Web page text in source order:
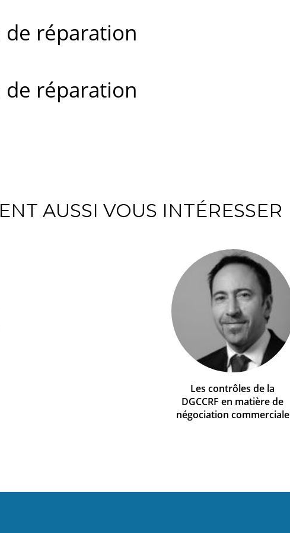
de réparation
de réparation
AUSSI VOUS INTÉRESSER
Les contrôles de la
DGCCRF en matière de
négociation commerciale